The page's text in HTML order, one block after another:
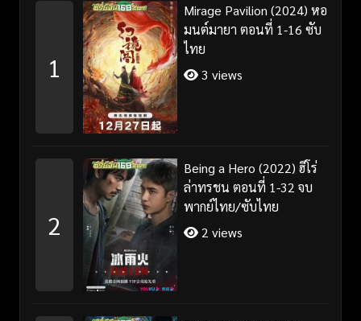
1
Mirage Pavilion (2024) หอ
มนต์มายา ตอนที่ 1-16 ซับ
ไทย
3 views
2
Being a Hero (2022) ฮีโร่
ล่าทรชน ตอนที่ 1-32 จบ
พากย์ไทย/ซับไทย
2 views